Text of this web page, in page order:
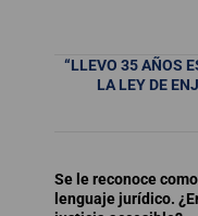
“LLEVO 35 AÑOS
LA LEY DE
Se le reconoce
lenguaje jurídico.